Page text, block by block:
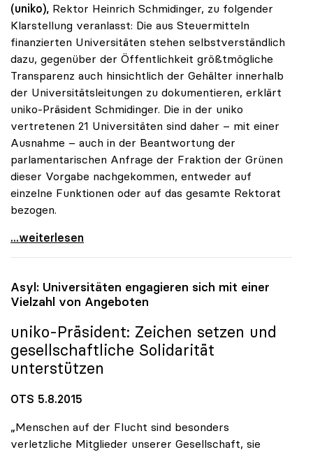
(uniko), Rektor Heinrich Schmidinger, zu folgender
Klarstellung veranlasst: Die aus Steuermitteln
finanzierten Universitäten stehen selbstverständlich
dazu, gegenüber der Öffentlichkeit größtmögliche
Transparenz auch hinsichtlich der Gehälter innerhalb
der Universitätsleitungen zu dokumentieren, erklärt
uniko-Präsident Schmidinger. Die in der uniko
vertretenen 21 Universitäten sind daher – mit einer
Ausnahme – auch in der Beantwortung der
parlamentarischen Anfrage der Fraktion der Grünen
dieser Vorgabe nachgekommen, entweder auf
einzelne Funktionen oder auf das gesamte Rektorat
bezogen.
„Rektoratsgehälter halten sich im Rahmen der
...weiterlesen
Asyl: Universitäten engagieren sich mit einer
Vielzahl von Angeboten
uniko-Präsident: Zeichen setzen und
gesellschaftliche Solidarität
unterstützen
OTS 5.8.2015
„Menschen auf der Flucht sind besonders
verletzliche Mitglieder unserer Gesellschaft, sie